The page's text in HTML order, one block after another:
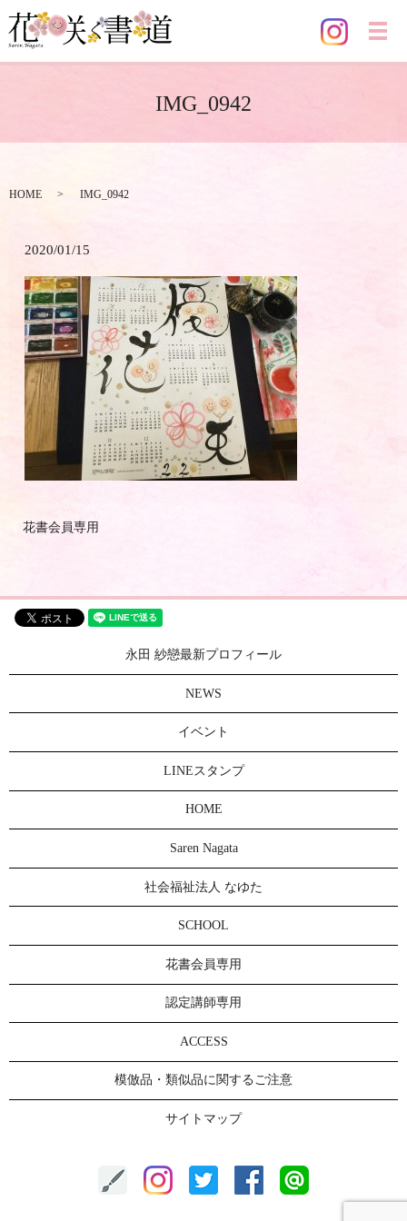
メ
IMG_0942
HOME IMG_0942
2020/01/15
花書会員専用
永田 紗戀最新プロフィール
NEWS
イベント
LINEスタンプ
HOME
Saren Nagata
社会福祉法人 なゆた
SCHOOL
花書会員専用
認定講師専用
ACCESS
模倣品・類似品に関するご注意
サイトマップ